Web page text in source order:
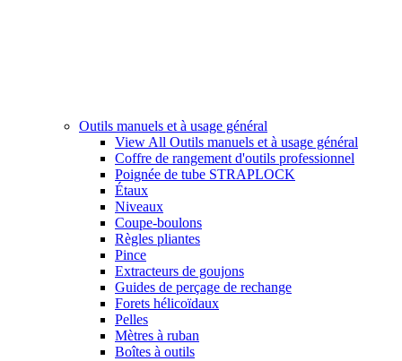
Outils manuels et à usage général
View All Outils manuels et à usage général
Coffre de rangement d'outils professionnel
Poignée de tube STRAPLOCK
Étaux
Niveaux
Coupe-boulons
Règles pliantes
Pince
Extracteurs de goujons
Guides de perçage de rechange
Forets hélicoïdaux
Pelles
Mètres à ruban
Boîtes à outils